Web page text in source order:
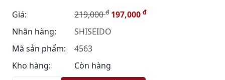
Giá: 219,000đ 197,000 đ
Nhãn hàng:
SHISEIDO
Mã sản phẩm:
4563
Kho hàng:
Còn hàng